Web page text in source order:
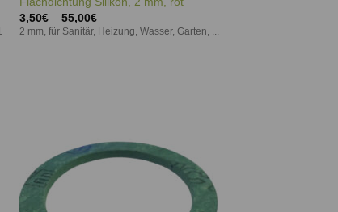
3,50€ –55,00€
2 mm, für Sanitär, Heizung, Wasser, Garten, ...